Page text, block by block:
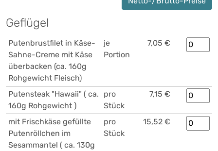
Geflügel
Putenbrustfilet in Käse-
Sahne-Creme mit Käse
überbacken (ca. 160g
Rohgewicht Fleisch)
je
Portion
7,05 €
Putensteak "Hawaii" ( ca.
160g Rohgewicht )
pro
Stück
7,15 €
mit Frischkäse gefüllte
Putenröllchen im
Sesammantel ( ca. 130g
pro
Stück
15,52 €